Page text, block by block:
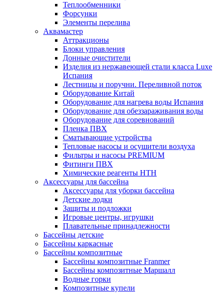
Теплообменники
Форсунки
Элементы перелива
Аквамастер
Аттракционы
Блоки управления
Донные очистители
Изделия из нержавеющей стали класса Luxe
Испания
Лестницы и поручни. Переливной поток
Оборудование Китай
Оборудование для нагрева воды Испания
Оборудование для обеззараживания воды
Оборудование для соревнований
Пленка ПВХ
Сматывающие устройства
Тепловые насосы и осушители воздуха
Фильтры и насосы PREMIUM
Фитинги ПВХ
Химические реагенты HTH
Аксессуары для бассейна
Аксессуары для уборки бассейна
Детские лодки
Защиты и подложки
Игровые центры, игрушки
Плавательные принадлежности
Бассейны детские
Бассейны каркасные
Бассейны композитные
Бассейны композитные Franmer
Бассейны композитные Маршалл
Водные горки
Композитные купели